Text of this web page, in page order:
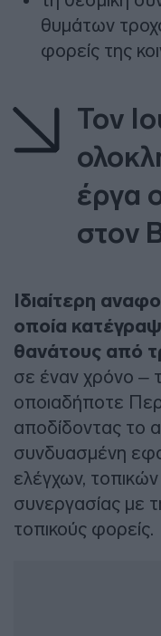
θυμάτων
φορείς της
Τον
έργα
στον
Ιδιαίτερη
οποία
θανάτους από
σε έναν χρόνο –
οποιαδήποτε
αποδίδοντας το
συνδυασμένη
ελέγχων,
συνεργασίας με
τοπικούς φορείς.